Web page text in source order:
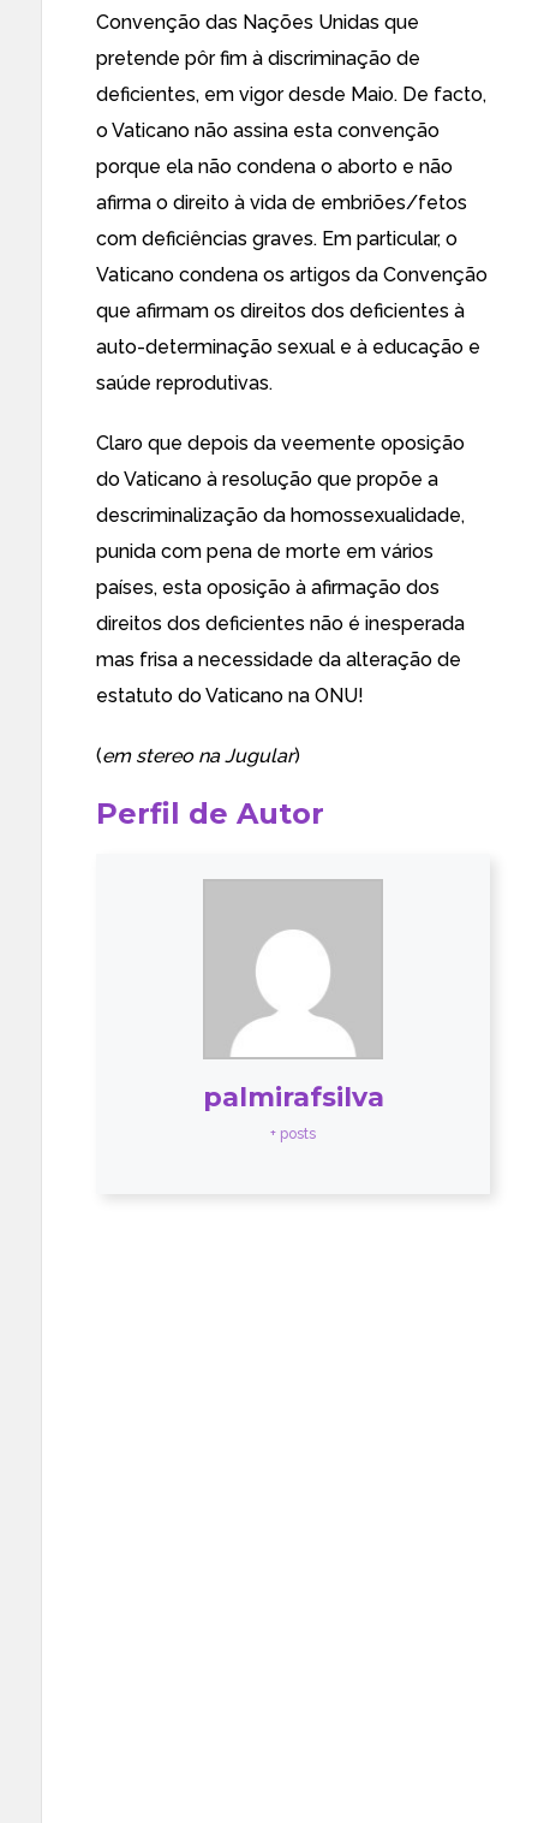
Convenção das Nações Unidas que
pretende pôr fim à discriminação de
deficientes, em vigor desde Maio. De facto,
o Vaticano não assina esta convenção
porque ela não condena o aborto e não
afirma o direito à vida de embriões/fetos
com deficiências graves. Em particular, o
Vaticano condena os artigos da Convenção
que afirmam os direitos dos deficientes à
auto-determinação sexual e à educação e
saúde reprodutivas.
Claro que depois da veemente oposição
do Vaticano à resolução que propõe a
descriminalização da homossexualidade,
punida com pena de morte em vários
países, esta oposição à afirmação dos
direitos dos deficientes não é inesperada
mas frisa a necessidade da alteração de
estatuto do Vaticano na ONU!
(em stereo naJugular)
Perfil de Autor
palmirafsilva
+ posts